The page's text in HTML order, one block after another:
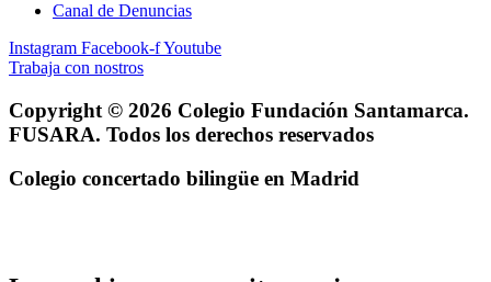
Canal de Denuncias
Instagram Facebook-fYoutube
Trabaja con nostros
Copyright © 2026 Colegio Fundación Santamarca.
FUSARA. Todos los derechos reservados
Colegio concertado bilingüe en Madrid